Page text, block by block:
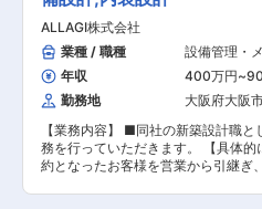
での施工管理全般を担当します。建
職方や関連メーカーと連携しお客様
ったマイホームを施工していきます
よろこばれる家づくり」のため、お
空間提案が強みの同社の住宅はお客
様々。しっかりと経験を積んでいた
工事をお任せ致します。 未経験の方
方は、まずは先輩社員との同行から
だきますので、ご安心ください。 【会社概要】
ALLAGI株式会社
業種 / 職種
設備管理・
年収
400万円~
勤務地
大阪府大阪
【業務内容】 ■同社の新築設計職と
務を行っていただきます。 【具体的には】 ■契
約となったお客様を営業から引継ぎ